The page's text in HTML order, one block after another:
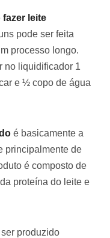
fazer leite
pode ser feita
processo longo.
no liquidificador 1
e ½ copo de água
é basicamente a
principalmente de
é composto de
proteína do leite e
produzido